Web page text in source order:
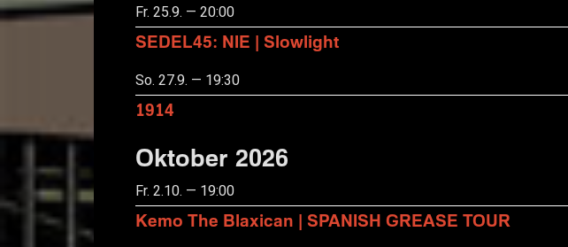
Fr. 25.9. — 20:00
SEDEL45: NIE | Slowlight
So. 27.9. — 19:30
1914
Oktober 2026
Fr. 2.10. — 19:00
Kemo The Blaxican | SPANISH GREASE TOUR